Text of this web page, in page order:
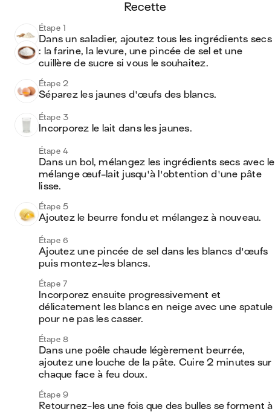
recette
Étape 1
Dans un saladier, ajoutez tous les ingrédients secs
: la farine, la levure, une pincée de sel et une
cuillère de sucre si vous le souhaitez.
Étape 2
Séparez les jaunes d'œufs des blancs.
Étape 3
Incorporez le lait dans les jaunes.
Étape 4
Dans un bol, mélangez les ingrédients secs avec le
mélange œuf-lait jusqu'à l'obtention d'une pâte
lisse.
Étape 5
Ajoutez le beurre fondu et mélangez à nouveau.
Étape 6
Ajoutez une pincée de sel dans les blancs d'œufs
puis montez-les blancs.
Étape 7
Incorporez ensuite progressivement et
délicatement les blancs en neige avec une spatule
pour ne pas les casser.
Étape 8
Dans une poêle chaude légèrement beurrée,
ajoutez une louche de la pâte. Cuire 2 minutes sur
chaque face à feu doux.
Étape 9
Retournez-les une fois que des bulles se forment à